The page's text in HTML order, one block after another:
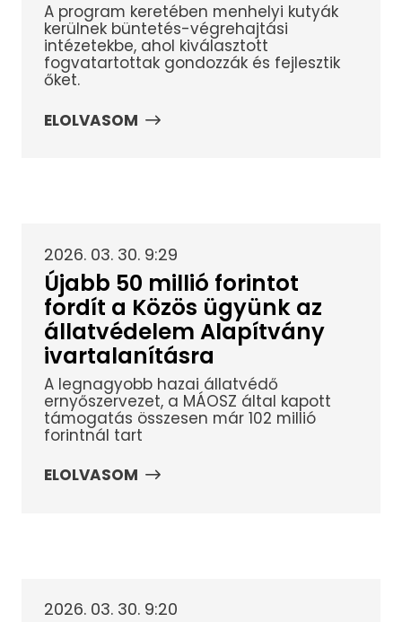
A program keretében menhelyi kutyák
kerülnek büntetés-végrehajtási
intézetekbe, ahol kiválasztott
fogvatartottak gondozzák és fejlesztik
őket.
ELOLVASOM
2026. 03. 30. 9:29
Újabb 50 millió forintot
fordít a Közös ügyünk az
állatvédelem Alapítvány
ivartalanításra
A legnagyobb hazai állatvédő
ernyőszervezet, a MÁOSZ által kapott
támogatás összesen már 102 millió
forintnál tart
ELOLVASOM
2026. 03. 30. 9:20